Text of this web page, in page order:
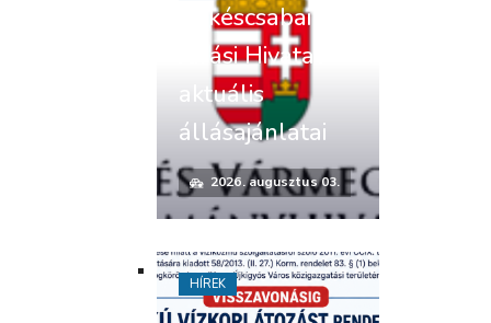
Békéscsabai
Járási Hivatal
aktuális
állásajánlatai
2026. augusztus 03.
HÍREK